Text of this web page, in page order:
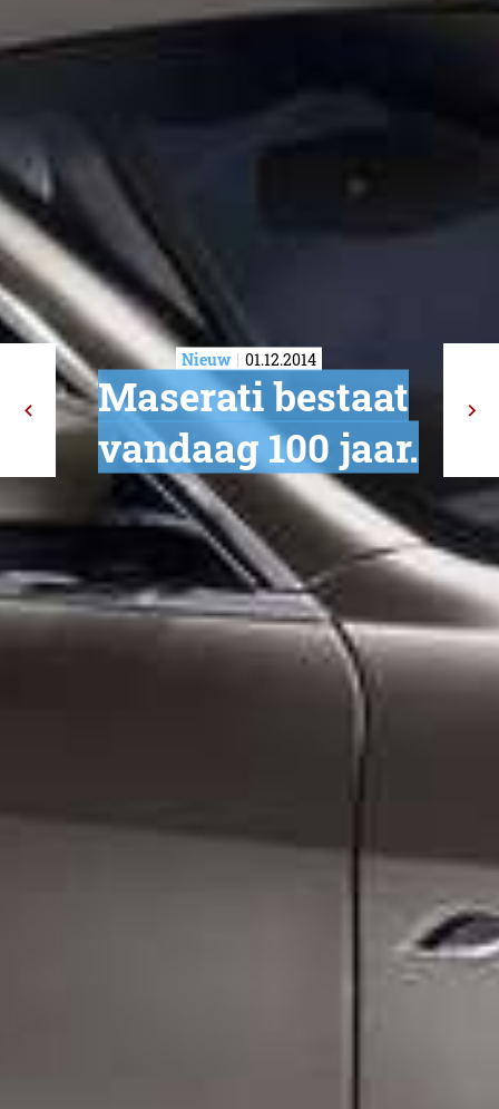
Nieuw 01.12.2014